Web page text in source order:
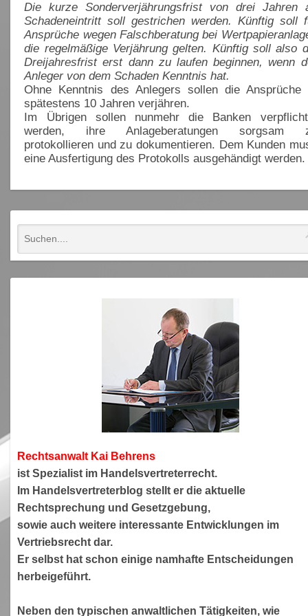
Die kurze Sonderverjährungsfrist von drei Jahren
Schadeneintritt soll gestrichen werden. Künftig soll
Ansprüche wegen Falschberatung bei
die regelmäßige Verjährung gelten. Künftig soll also
Dreijahresfrist erst dann zu laufen beginnen, wenn
Anleger von dem Schaden Kenntnis hat.
Ohne Kenntnis des Anlegers sollen die Ansprüche
spätestens 10 Jahren verjähren.
Im Übrigen sollen nunmehr die Banken
werden, ihre Anlageberatungen sorgsam
protokollieren und zu dokumentieren. Dem Kunden
eine Ausfertigung des Protokolls ausgehändigt werden.
Rechtsanwalt Kai Behrens
ist Spezialist im Handelsvertreterrecht.
Im Handelsvertreterblog stellt er die aktuelle
Rechtsprechung und Gesetzgebung,
sowie auch weitere interessante Entwicklungen im
Vertriebsrecht dar.
Er selbst hat schon einige namhafte Entscheidungen
herbeigeführt.
Neben den typischen anwaltlichen Tätigkeiten, wie